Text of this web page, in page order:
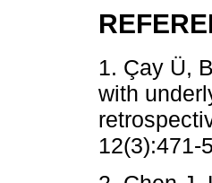
1. Çay Ü,
with
12(3):471-